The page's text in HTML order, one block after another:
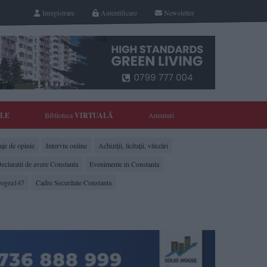
Newsletter
Autentificare
Inregistrare
BibliotecaVIRTUALĂ Anunturi
de opinie Interviu online
Achiziții, licitații, vânzări
de avere Constanta
Evenimente in Constanta
Cadre Securitate Constanta